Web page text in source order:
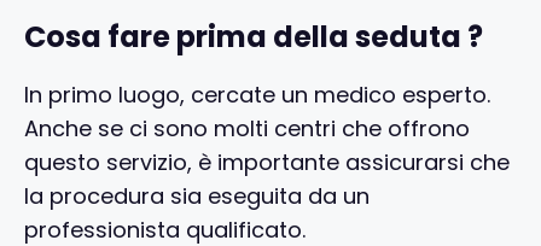
Cosa fare prima della seduta ?
In primo luogo, cercate un medico esperto.
Anche se ci sono molti centri che offrono
questo servizio, è importante assicurarsi che
la procedura sia eseguita da un
professionista qualificato.